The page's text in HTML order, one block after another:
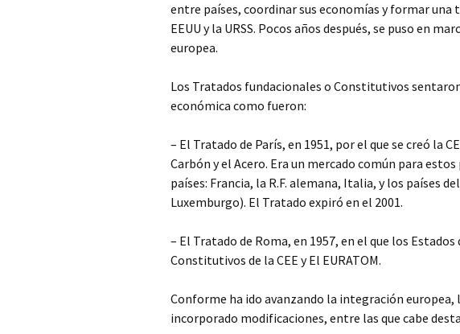
entre países, coordinar sus economías y formar
EEUU y la URSS. Pocos años después, se puso en
europea.
Los Tratados fundacionales o Constitutivos
económica como fueron:
– El Tratado de París, en 1951, por el que se creó la
Carbón y el Acero. Era un mercado común para
países: Francia, la R.F. alemana, Italia, y los países
Luxemburgo). El Tratado expiró en el 2001.
– El Tratado de Roma, en 1957, en el que los
Constitutivos de la CEE y El EURATOM.
Conforme ha ido avanzando la integración
incorporado modificaciones, entre las que cabe